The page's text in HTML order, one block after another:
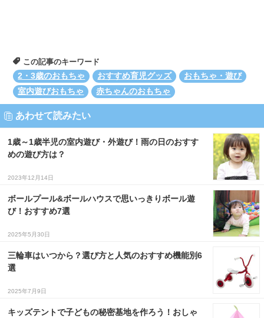
この記事のキーワード
2・3歳のおもちゃ
おすすめ育児グッズ
おもちゃ・遊び
室内遊びおもちゃ
赤ちゃんのおもちゃ
あわせて読みたい
1歳～1歳半児の室内遊び・外遊び！雨の日のおすす
めの遊び方は？
2023年12月14日
ボールプール&ボールハウスで思いっきりボール遊
び！おすすめ7選
2025年5月30日
三輪車はいつから？選び方と人気のおすすめ機能別6
選
2025年7月9日
キッズテントで子どもの秘密基地を作ろう！おしゃ